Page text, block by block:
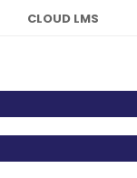
CLOUD LMS